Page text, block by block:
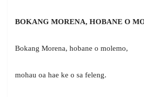
BOKANG MORENA, HOBANE O
Bokang Morena, hobane o molemo,
mohau oa hae ke o sa feleng.